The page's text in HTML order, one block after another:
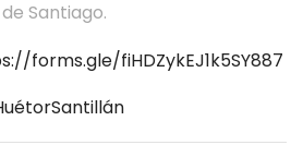
Santiago.
forms.gle/fiHDZykEJ1k5SY887